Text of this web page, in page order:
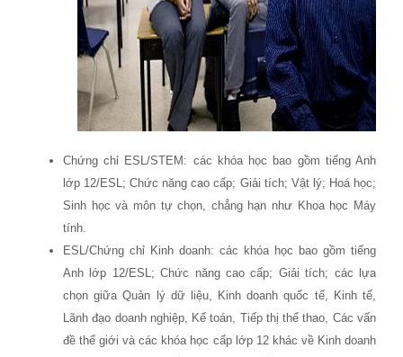
Chứng chỉ ESL/STEM: các khóa học bao gồm tiếng Anh
lớp 12/ESL; Chức năng cao cấp; Giải tích; Vật lý; Hoá học;
Sinh học và môn tự chọn, chẳng hạn như Khoa học Máy
tính.
ESL/Chứng chỉ Kinh doanh: các khóa học bao gồm tiếng
Anh lớp 12/ESL; Chức năng cao cấp; Giải tích; các lựa
chọn giữa Quản lý dữ liệu, Kinh doanh quốc tế, Kinh tế,
Lãnh đạo doanh nghiệp, Kế toán, Tiếp thị thể thao, Các vấn
đề thế giới và các khóa học cấp lớp 12 khác về Kinh doanh